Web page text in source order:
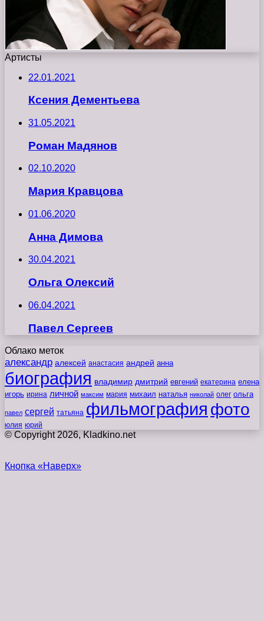
Артисты
22.01.2021
Ксения Дементьева
31.05.2021
Роман Мадянов
02.10.2020
Мария Кравцова
01.06.2020
Анна Димова
30.04.2021
Ольга Олексий
06.04.2021
Павел Сергеев
Облако меток
александр алексей анастасия андрей анна
биография владимир дмитрий евгений екатерина елена
игорь ирина личной максим мария михаил наталья николай олег ольга
павел сергей татьяна фильмография фото
юлия юрий
© Copyright 2026, Kladkino.net
Кнопка «Наверх»